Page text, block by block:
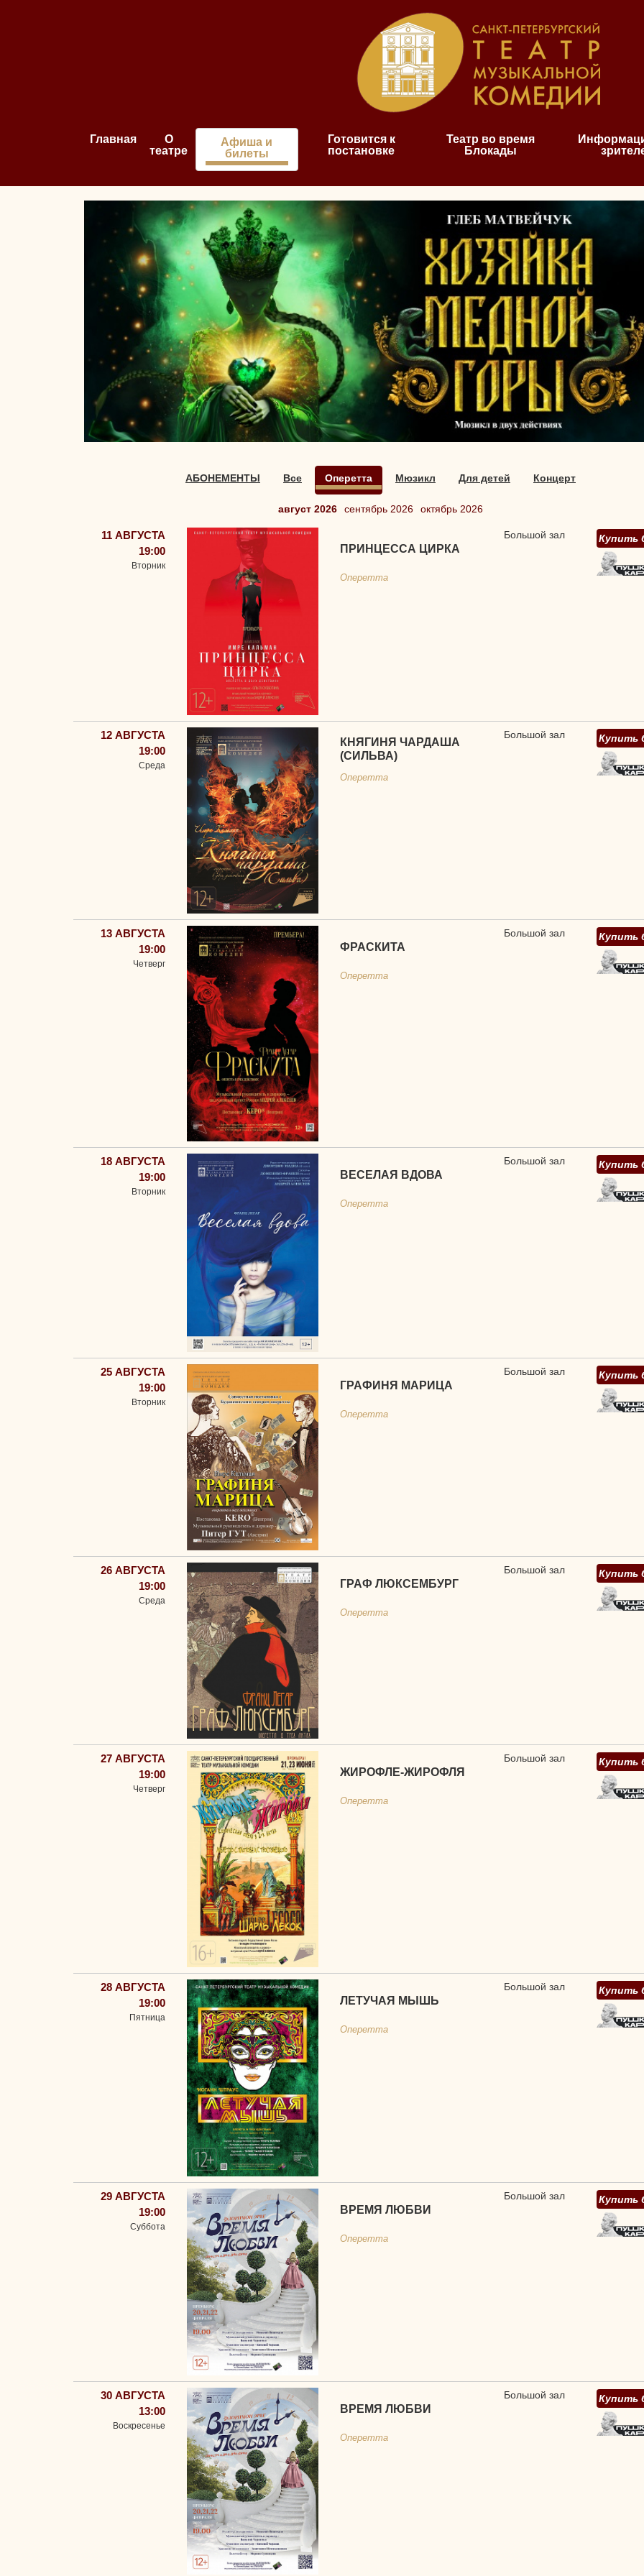
Главная
О
театре
Афиша и
билеты
Готовится к
постановке
Театр во время
Блокады
АБОНЕМЕНТЫ Все Оперетта Мюзикл Для детей Концерт
август 2026 сентябрь 2026 октябрь 2026
11 АВГУСТА
19:00
Вторник
ПРИНЦЕССА ЦИРКА
Оперетта
Большой зал Купить
12 АВГУСТА
19:00
Среда
КНЯГИНЯ ЧАРДАША
(СИЛЬВА)
Оперетта
Большой зал Купить
13 АВГУСТА
19:00
Четверг
ФРАСКИТА
Оперетта
Большой зал Купить
18 АВГУСТА
19:00
Вторник
ВЕСЕЛАЯ ВДОВА
Оперетта
Большой зал Купить
25 АВГУСТА
19:00
Вторник
ГРАФИНЯ МАРИЦА
Оперетта
Большой зал Купить
26 АВГУСТА
19:00
Среда
ГРАФ ЛЮКСЕМБУРГ
Оперетта
Большой зал Купить
27 АВГУСТА
19:00
Четверг
ЖИРОФЛЕ-ЖИРОФЛЯ
Оперетта
Большой зал Купить
28 АВГУСТА
19:00
Пятница
ЛЕТУЧАЯ МЫШЬ
Оперетта
Большой зал Купить
29 АВГУСТА
19:00
Суббота
ВРЕМЯ ЛЮБВИ
Оперетта
Большой зал Купить
30 АВГУСТА
13:00
Воскресенье
ВРЕМЯ ЛЮБВИ
Оперетта
Большой зал Купить